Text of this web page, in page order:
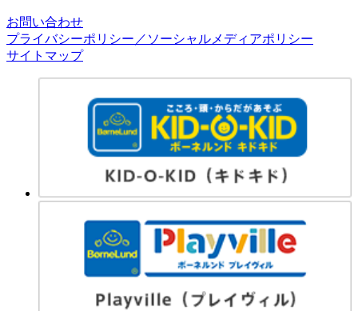
お問い合わせ
プライバシーポリシー／ソーシャルメディアポリシー
サイトマップ